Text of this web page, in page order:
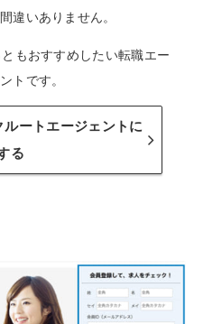
違いありません。
もおすすめしたい転職エー
トです。
ートエージェントに
る